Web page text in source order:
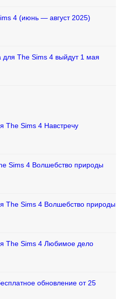
4 (июнь — август 2025)
для The Sims 4 выйдут 1 мая
The Sims 4 Навстречу
Sims 4 Волшебство природы
The Sims 4 Волшебство природы
The Sims 4 Любимое дело
обновление от 25